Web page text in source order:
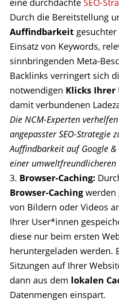
eine durchdachte SEO-
Durch die Bereitstellung
Auffindbarkeit
Einsatz von Keywords,
sinnbringenden Meta-
Backlinks verringert sich
notwendigen Klicks Ihrer
damit verbundenen
Die NCM-Experten
angepasster SEO-Strategie
Auffindbarkeit auf Google
einer umweltfreundlicheren
Browser-Caching:
Browser-Caching werden
von Bildern oder Videos
Ihrer User*innen
diese nur beim ersten
heruntergeladen werden.
Sitzungen auf Ihrer
dann aus dem lokalen
Datenmengen einspart.